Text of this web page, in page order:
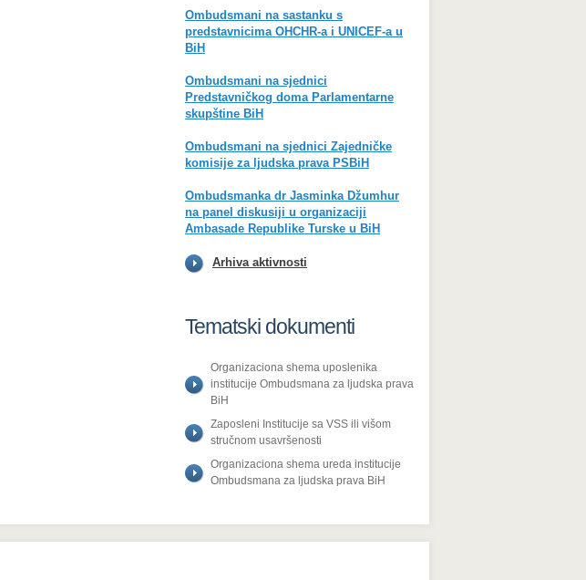
Ombudsmani na sastanku s
predstavnicima OHCHR-a i UNICEF-a u
BiH
Ombudsmani na sjednici
Predstavničkog doma Parlamentarne
skupštine BiH
Ombudsmani na sjednici Zajedničke
komisije za ljudska prava PSBiH
Ombudsmanka dr Jasminka Džumhur
na panel diskusiji u organizaciji
Ambasade Republike Turske u BiH
Arhiva aktivnosti
Tematski dokumenti
Organizaciona shema uposlenika
institucije Ombudsmana za ljudska prava
BiH
Zaposleni Institucije sa VSS ili višom
stručnom usavršenosti
Organizaciona shema ureda institucije
Ombudsmаna za ljudska prava BiH